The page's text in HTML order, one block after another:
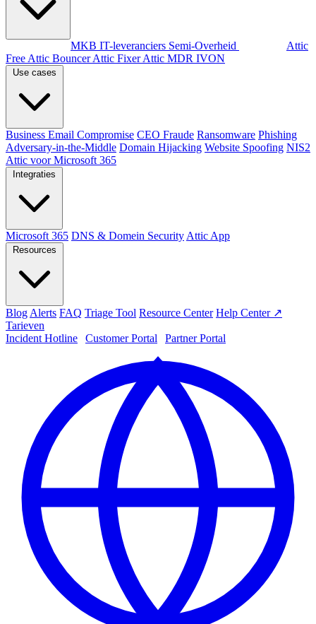
MKB IT-leveranciers Semi-Overheid
Attic
Free Attic BouncerAttic FixerAttic MDR IVON
Business Email Compromise CEO Fraude Ransomware Phishing
Adversary-in-the-Middle Domain Hijacking Website Spoofing NIS2
Attic voor Microsoft 365
Microsoft 365 DNS & Domein Security Attic App
Blog Alerts FAQ Triage Tool Resource Center Help Center ↗
Tarieven
Incident Hotline
Customer Portal Partner Portal